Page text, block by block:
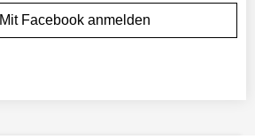
Mit Facebook anmelden